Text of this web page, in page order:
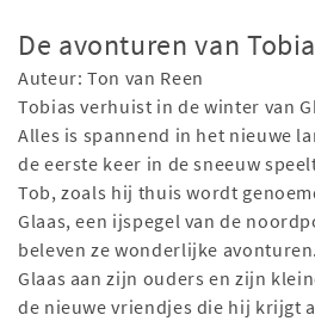
De avonturen van
Auteur: Ton van Reen
Tobias verhuist in de winter van
Alles is spannend in het nieuwe
de eerste keer in de sneeuw
Tob, zoals hij thuis wordt
Glaas, een ijspegel van de
beleven ze wonderlijke
Glaas aan zijn ouders en zijn
de nieuwe vriendjes die hij krijgt